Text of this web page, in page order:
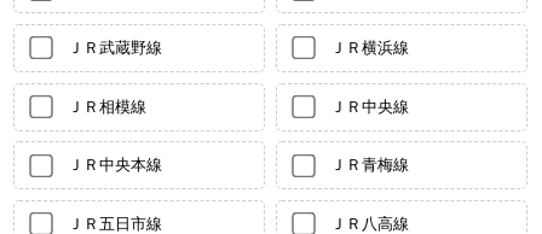
ＪＲ武蔵野線 ＪＲ横浜線
ＪＲ相模線 ＪＲ中央線
ＪＲ中央本線 ＪＲ青梅線
ＪＲ五日市線 ＪＲ八高線